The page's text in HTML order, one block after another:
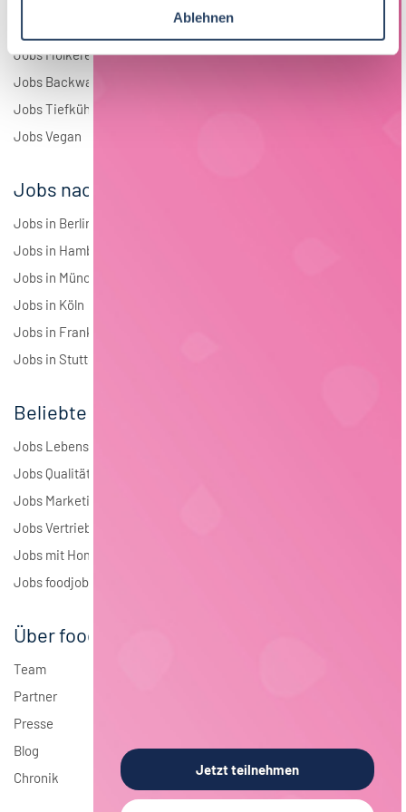
l
Ablehnen
Jobs Molkerei
Jobs Backwaren
Jobs Tiefkühlkost
Jobs Vegan
Jobs nach Städten
Jobs in Berlin
Jobs in Hamburg
Jobs in München
Jobs in Köln
Jobs in Frankfurt
Jobs in Stuttgart
Beliebte Jobs
Jobs Lebensmitteltechnologie
Jobs Qualitätsmanagement
Jobs Marketing
Jobs Vertrieb
Jobs mit Homeoffice
Jobs foodjobs Active Sourcing
Über foodjobs
Team
Partner
Presse
Blog
Chronik
Jetzt teilnehmen